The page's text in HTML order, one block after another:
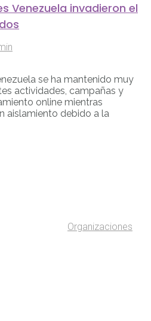
Venezuela invadieron el
se ha mantenido muy
actividades, campañas y
online mientras
aislamiento debido a la
Organizaciones